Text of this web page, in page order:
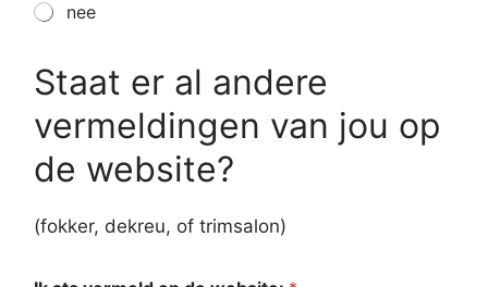
nee
l
s
O
e
g
p
Staat er al andere
vermeldingen van jou op
de website?
(fokker, dekreu, of trimsalon)